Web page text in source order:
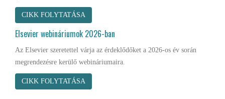
CIKK FOLYTATÁSA
Elsevier webináriumok 2026-ban
Az Elsevier szeretettel várja az érdeklődőket a 2026-os év során
megrendezésre kerülő webináriumaira.
CIKK FOLYTATÁSA